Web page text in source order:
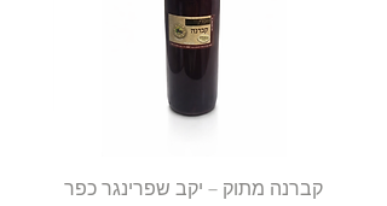
קברנה מתוק – יקב שפרינגר כפר